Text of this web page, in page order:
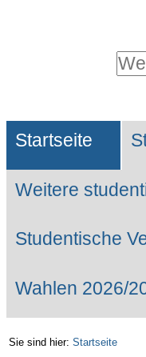
Website
Suche…
Sektionen
Startseite
Weitere
Studentische
Wahlen 2026/
Sie sind hier: Startseite